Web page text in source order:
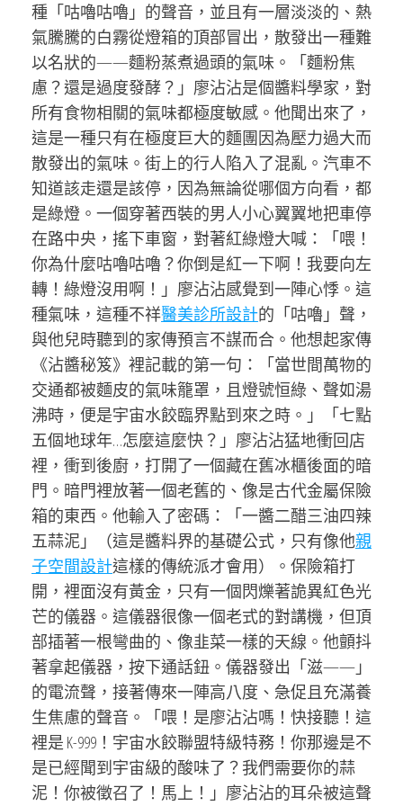
種「咕嚕咕嚕」的聲音，並且有一層淡淡的、熱
氣騰騰的白霧從燈箱的頂部冒出，散發出一種難
以名狀的——麵粉蒸煮過頭的氣味。「麵粉焦
慮？還是過度發酵？」廖沾沾是個醬料學家，對
所有食物相關的氣味都極度敏感。他聞出來了，
這是一種只有在極度巨大的麵團因為壓力過大而
散發出的氣味。街上的行人陷入了混亂。汽車不
知道該走還是該停，因為無論從哪個方向看，都
是綠燈。一個穿著西裝的男人小心翼翼地把車停
在路中央，搖下車窗，對著紅綠燈大喊：「喂！
你為什麼咕嚕咕嚕？你倒是紅一下啊！我要向左
轉！綠燈沒用啊！」廖沾沾感覺到一陣心悸。這
種氣味，這種不祥醫美診所設計的「咕嚕」聲，
與他兒時聽到的家傳預言不謀而合。他想起家傳
《沾醬秘笈》裡記載的第一句：「當世間萬物的
交通都被麵皮的氣味籠罩，且燈號恒綠、聲如湯
沸時，便是宇宙水餃臨界點到來之時。」「七點
五個地球年…怎麼這麼快？」廖沾沾猛地衝回店
裡，衝到後廚，打開了一個藏在舊冰櫃後面的暗
門。暗門裡放著一個老舊的、像是古代金屬保險
箱的東西。他輸入了密碼：「一醬二醋三油四辣
五蒜泥」（這是醬料界的基礎公式，只有像他親
子空間設計這樣的傳統派才會用）。保險箱打
開，裡面沒有黃金，只有一個閃爍著詭異紅色光
芒的儀器。這儀器很像一個老式的對講機，但頂
部插著一根彎曲的、像韭菜一樣的天線。他顫抖
著拿起儀器，按下通話鈕。儀器發出「滋——」
的電流聲，接著傳來一陣高八度、急促且充滿養
生焦慮的聲音。「喂！是廖沾沾嗎！快接聽！這
裡是 K-999！宇宙水餃聯盟特級特務！你那邊是不
是已經聞到宇宙級的酸味了？我們需要你的蒜
泥！你被徵召了！馬上！」廖沾沾的耳朵被這聲